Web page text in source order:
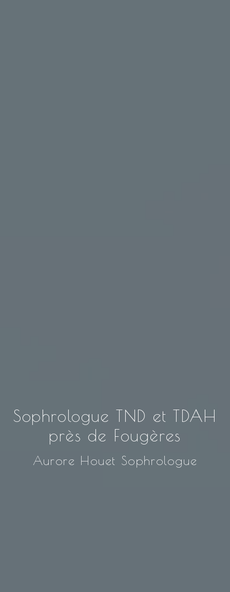
Sophrologue TND et TDAH
près de Fougères
Aurore Houet Sophrologue